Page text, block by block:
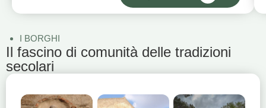
I BORGHI
Il fascino di comunità delle tradizioni
secolari